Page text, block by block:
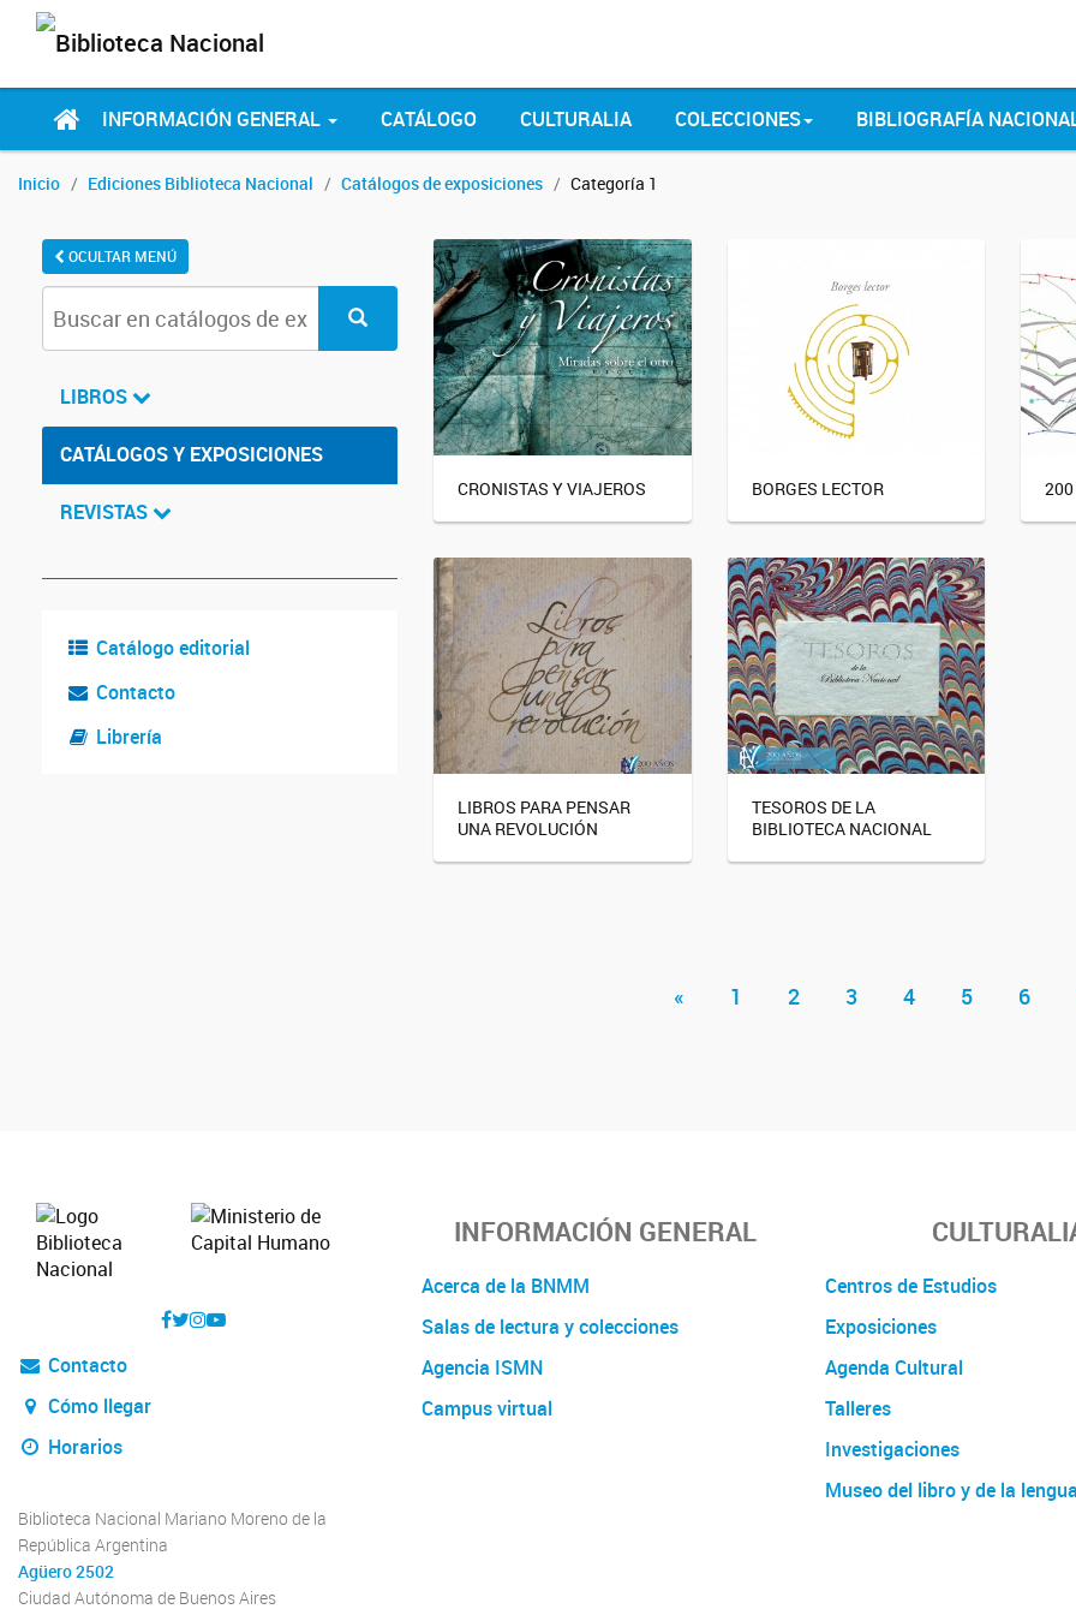
INFORMACIÓN GENERAL CATÁLOGO CULTURALIA COLECCIONES BIBLIOGRAFÍA
Inicio Ediciones Biblioteca Nacional Catálogos de exposiciones Categoría 1
OCULTAR MENÚ
LIBROS
CATÁLOGOS Y EXPOSICIONES
REVISTAS
Catálogo editorial
Contacto
Librería
CRONISTAS Y VIAJEROS BORGES LECTOR 200
LIBROS PARA PENSAR
UNA REVOLUCIÓN
TESOROS DE LA
BIBLIOTECA NACIONAL
« 1 2 3 4 5 6
Contacto
Cómo llegar
Horarios
Biblioteca Nacional Mariano Moreno de la
República Argentina
Agüero 2502
Ciudad Autónoma de Buenos Aires
INFORMACIÓN GENERAL
Acerca de la BNMM
Salas de lectura y colecciones
Agencia ISMN
Campus virtual
Centros de Estudios
Exposiciones
Agenda Cultural
Talleres
Investigaciones
Museo del libro y de la lengua